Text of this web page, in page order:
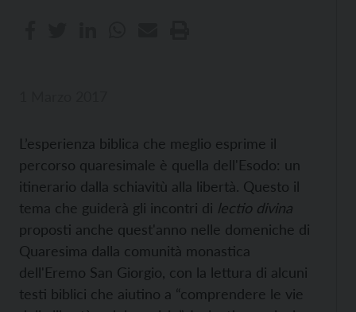
L’esperienza biblica che meglio esprime il
percorso quaresimale è quella dell'Esodo: un
itinerario dalla schiavitù alla libertà. Questo il
tema che guiderà gli incontri di lectio divina
proposti anche quest'anno nelle domeniche di
Quaresima dalla comunità monastica
dell'Eremo San Giorgio, con la lettura di alcuni
testi biblici che aiutino a “comprendere le vie